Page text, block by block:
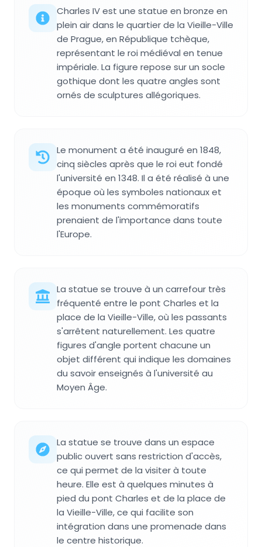
Charles IV est une statue en bronze en
plein air dans le quartier de la Vieille-Ville
de Prague, en République tchèque,
représentant le roi médiéval en tenue
impériale. La figure repose sur un socle
gothique dont les quatre angles sont
ornés de sculptures allégoriques.
Le monument a été inauguré en 1848,
cinq siècles après que le roi eut fondé
l'université en 1348. Il a été réalisé à une
époque où les symboles nationaux et
les monuments commémoratifs
prenaient de l'importance dans toute
l'Europe.
La statue se trouve à un carrefour très
fréquenté entre le pont Charles et la
place de la Vieille-Ville, où les passants
s'arrêtent naturellement. Les quatre
figures d'angle portent chacune un
objet différent qui indique les domaines
du savoir enseignés à l'université au
Moyen Âge.
La statue se trouve dans un espace
public ouvert sans restriction d'accès,
ce qui permet de la visiter à toute
heure. Elle est à quelques minutes à
pied du pont Charles et de la place de
la Vieille-Ville, ce qui facilite son
intégration dans une promenade dans
le centre historique.